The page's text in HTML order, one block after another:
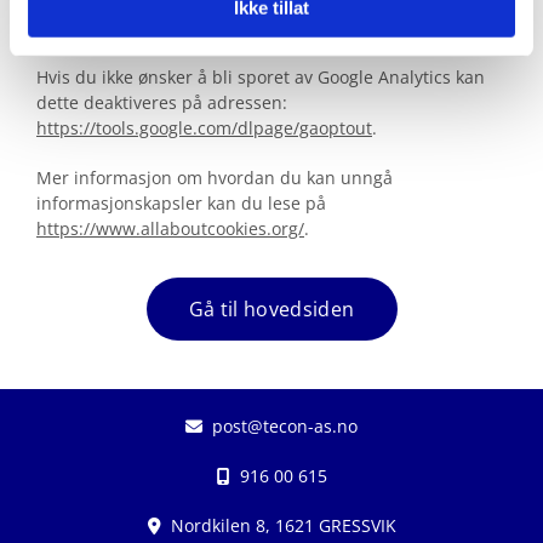
Ikke tillat
Hvis du ikke ønsker å bli sporet av Google Analytics kan
dette deaktiveres på adressen:
https://tools.google.com/dlpage/gaoptout.
Mer informasjon om hvordan du kan unngå
informasjonskapsler kan du lese på
https://www.allaboutcookies.org/.
Gå til hovedsiden
 post@tecon-as.no
 916 00 615
 Nordkilen 8, 1621 GRESSVIK